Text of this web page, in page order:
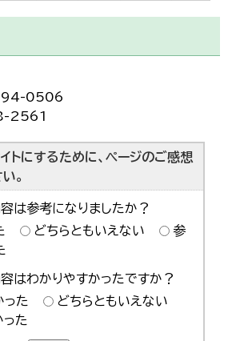
0506
2561
トにするために、ページのご感想
。
は参考になりましたか？
どちらともいえない
参
はわかりやすかったですか？
った
どちらともいえない
った